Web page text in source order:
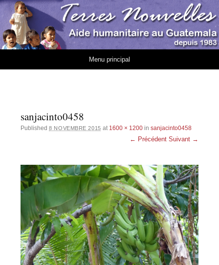
Association Terres
Nouvelles
AIDE HUMANITAIRE AU GUATEMALA DEPUIS 1983
Menu principal
sanjacinto0458
Published8 NOVEMBRE 2015 at 1600 × 1200in sanjacinto0458
← Précédent Suivant →